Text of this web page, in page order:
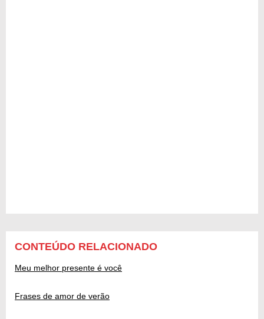
CONTEÚDO RELACIONADO
Meu melhor presente é você
Frases de amor de verão